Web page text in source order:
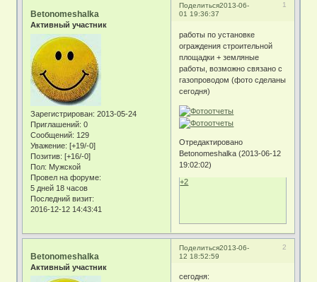
Поделиться 1
2013-06-
01 19:36:37
Betonomeshalka
Активный участник
Зарегистрирован: 2013-05-24
Приглашений: 0
Сообщений: 129
Уважение: [+19/-0]
Позитив: [+16/-0]
Пол: Мужской
Провел на форуме:
5 дней 18 часов
Последний визит:
2016-12-12 14:43:41
работы по установке
ограждения строительной
площадки + земляные
работы, возможно связано с
газопроводом (фото сделаны
сегодня)
Отредактировано
Betonomeshalka (2013-06-12
19:02:02)
+2
Поделиться 2
2013-06-
12 18:52:59
Betonomeshalka
Активный участник
сегодня: